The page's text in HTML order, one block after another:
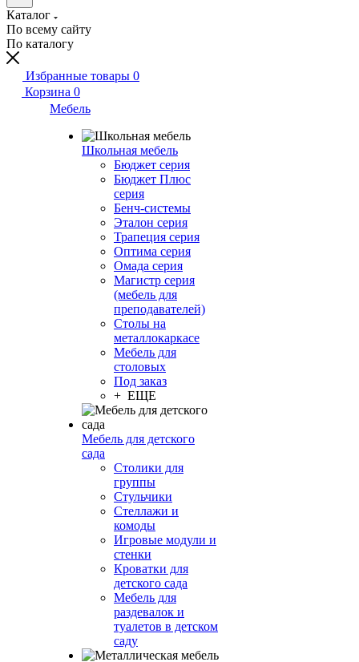
Каталог
По всему сайту
По каталогу
Избранные товары 0
Корзина 0
Мебель
Школьная мебель
Бюджет серия
Бюджет Плюс
серия
Бенч-системы
Эталон серия
Трапеция серия
Оптима серия
Омада серия
Магистр серия
(мебель для
преподавателей)
Столы на
металлокаркасе
Мебель для
столовых
Под заказ
+ ЕЩЕ
Мебель для детского
сада
Столики для
группы
Стульчики
Стеллажи и
комоды
Игровые модули и
стенки
Кроватки для
детского сада
Мебель для
раздевалок и
туалетов в детском
саду